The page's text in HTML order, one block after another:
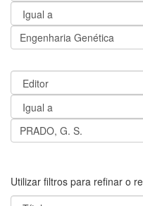
Utilizar filtros para refinar o